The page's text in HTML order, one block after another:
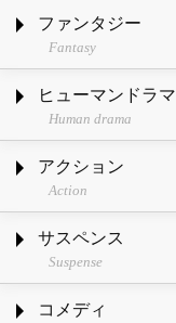
ファンタジー
Fantasy
ヒューマンドラマ
Human drama
アクション
Action
サスペンス
Suspense
コメディ